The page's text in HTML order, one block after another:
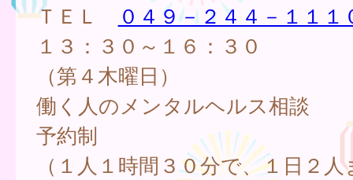
ＴＥＬ
０４９－２４４－１１１
１３：３０～１６：３０
（第４木曜日）
働く人のメンタルヘルス相談
予約制
（１人１時間３０分で、１日２